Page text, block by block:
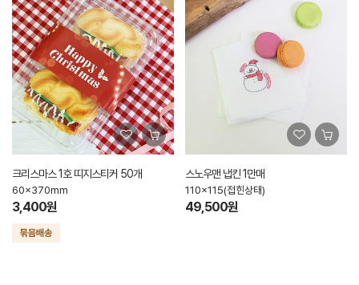
크리스마스 1호 띠지스티커 50개
60x370mm
3,400원
스노우맨 냅킨 1만매
110x115(접힌상태)
49,500원